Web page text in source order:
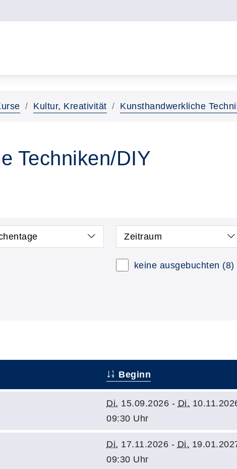
Kultur, Kreativität Kunsthandwerkliche
Techniken/DIY
Zeitraum
keine ausgebuchten (8)
Beginn
Di. 15.09.2026 - Di.
09:30 Uhr
Di. 17.11.2026 - Di.
09:30 Uhr